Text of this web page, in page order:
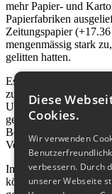
mehr Papier- und
Papierfabriken
Zeitungspapier
mengenmässig stark
gelitten hatten.
Es wurde weniger
zulegen konnte. Der
Umverpackungen hat
gesucht und teils
Bevölkerung
Vorjahr.
Im statistischen
können die Zahlen
Diese
Cookies.
Wir verwenden
verbessern. Durch
unserer Webseite